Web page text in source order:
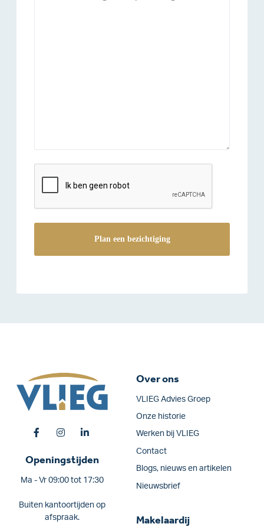
Openingstijden
Ma - Vr 09:00 tot 17:30
Buiten kantoortijden op
afspraak.
Over ons
VLIEG Advies Groep
Onze historie
Werken bij VLIEG
Contact
Blogs, nieuws en artikelen
Nieuwsbrief
Makelaardij